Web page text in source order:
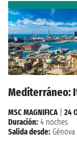
Mediterráneo:
MSC MAGNIFICA| 24
Duración: 4 noches
Salida desde: Génova